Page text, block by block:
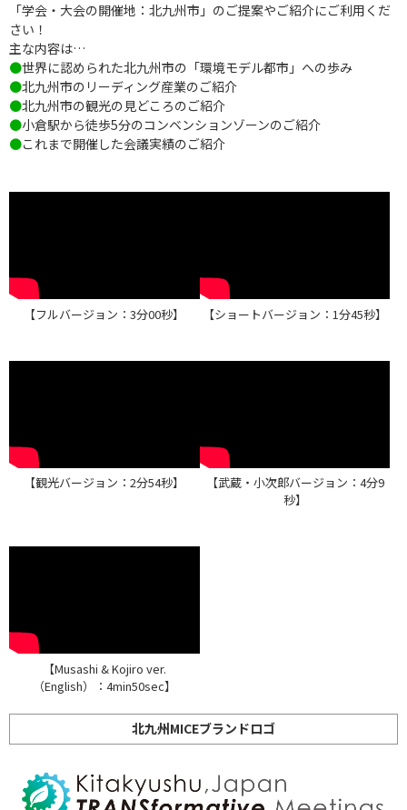
「学会・大会の開催地：北九州市」のご提案やご紹介にご利用くだ
さい！
主な内容は…
●世界に認められた北九州市の「環境モデル都市」への歩み
●北九州市のリーディング産業のご紹介
●北九州市の観光の見どころのご紹介
●小倉駅から徒歩5分のコンベンションゾーンのご紹介
●これまで開催した会議実績のご紹介
【フルバージョン：3分00秒】 【ショートバージョン：1分45秒】
【観光バージョン：2分54秒】
【武蔵・小次郎バージョン：4分9
秒】
【Musashi & Kojiro ver.
（English）：4min50sec】
北九州MICEブランドロゴ